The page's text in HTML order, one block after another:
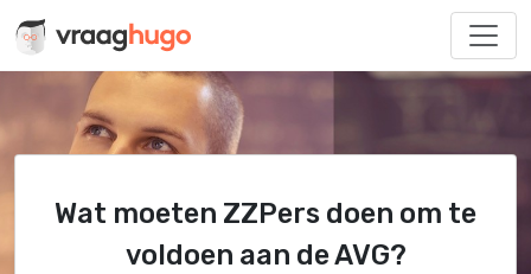
Wat moeten ZZPers doen om te
voldoen aan de AVG?